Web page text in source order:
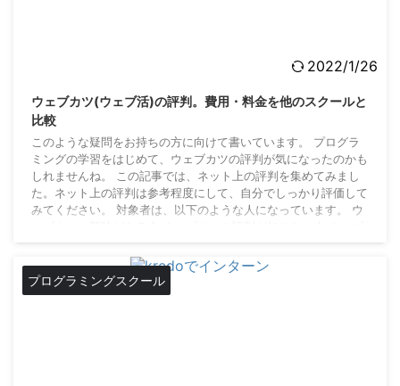
2022/1/26
ウェブカツ(ウェブ活)の評判。費用・料金を他のスクールと
比較
このような疑問をお持ちの方に向けて書いています。 プログラ
ミングの学習をはじめて、ウェブカツの評判が気になったのかも
しれませんね。 この記事では、ネット上の評判を集めてみまし
た。ネット上の評判は参考程度にして、自分でしっかり評価して
みてください。 対象者は、以下のような人になっています。 ウ
グスクールか ウェブカツがどのような特徴のプログラミングス
クールなのか。他のスクールと違う点を紹介し ...
プログラミングスクール